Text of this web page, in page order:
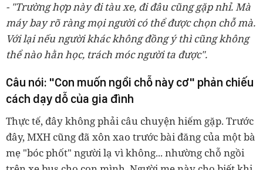
- "Trường hợp này đi tàu xe, đi đâu cũng gặp nhỉ. Mà
máy bay rõ ràng mọi người có thể được chọn chỗ mà.
Với lại nếu người khác không đồng ý thì cũng không
thể nào hằn học, trách móc người ta được".
Câu nói: "Con muốn ngồi chỗ này cơ" phản chiếu
cách dạy dỗ của gia đình
Thực tế, đây không phải câu chuyện hiếm gặp. Trước
đây, MXH cũng đã xôn xao trước bài đăng của một bà
mẹ "bóc phốt" người lạ vì không... nhường chỗ ngồi